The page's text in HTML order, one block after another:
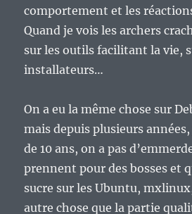
comportement et les
Quand je vois les archers
sur les outils facilitant la vie,
installateurs…
On a eu la même chose sur
mais depuis plusieurs
de 10 ans, on a pas
prennent pour des bosses et
sucre sur les Ubuntu,
autre chose que la partie